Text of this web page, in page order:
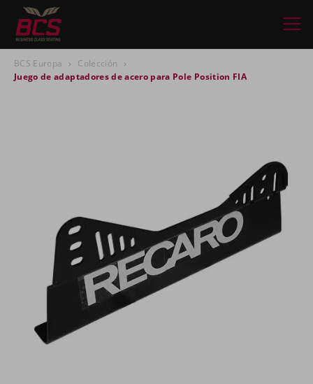
BCS Europa
Colección
Juego de adaptadores de acero para Pole Position FIA